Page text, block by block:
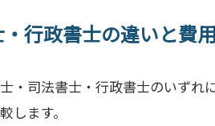
行政書士の違いと費
・司法書士・行政書士のいずれ
します。